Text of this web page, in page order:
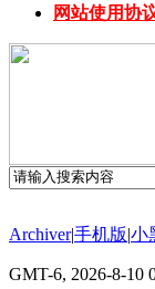
网站使用协
Archiver|手机版|小
GMT-6, 2026-8-10